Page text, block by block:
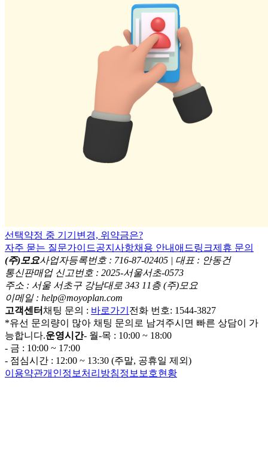
선택약정 중 기기변경, 위약금은?
자주 묻는 질문가이드공지사항채용 안내 애드링크제휴 문의
(주)모요사업자등록번호 : 716-87-02405 | 대표 : 안동건
통신판매업 신고번호 : 2025-서울서초-0573
주소 : 서울 서초구 강남대로 343 11층 (주)모요
이메일 : help@moyoplan.com
고객센터채팅 문의 : 바로가기 전화 번호: 1544-3827
*유선 문의량이 많아 채팅 문의로 남겨주시면 빠른 상담이 가
능합니다.운영시간- 월-목 : 10:00 ~ 18:00
- 금 : 10:00 ~ 17:00
- 점심시간 : 12:00 ~ 13:30 (주말, 공휴일 제외)
이용약관개인정보처리방침정보보호현황